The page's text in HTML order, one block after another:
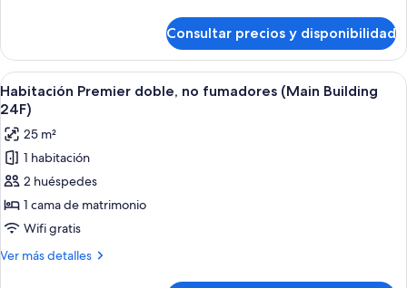
Building
24F)
triple
Premier,
no
fumadores
(Main
Building
24F)
Consultar precios y disponibilidad
Abrir
todas
las
fotos
de
Habitación
Premier
doble,
no
Habitación de hotel con una cama
6
Habitación Premier doble, no fumadores (Main Building
24F)
25 m²
1 habitación
2 huéspedes
1 cama de matrimonio
Wifi gratis
Ver más detalles
Más